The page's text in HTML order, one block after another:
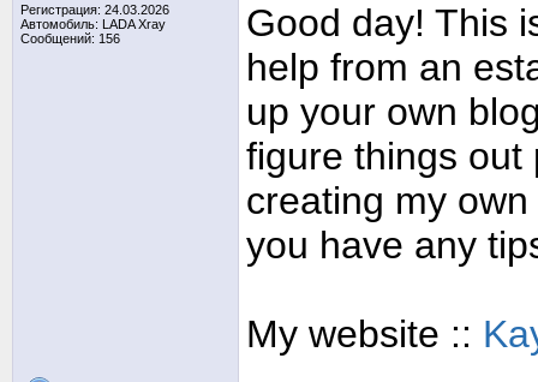
Регистрация: 24.03.2026
Автомобиль: LADA Xray
Сообщений: 156
Good day! This
help from an
up your own
figure things out
creating my
you have any
My website ::